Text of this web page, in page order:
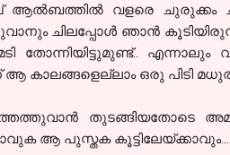
ആല്‍ബത്തില്‍ വളരെ
ചിലപ്പോള്‍ ഞാന്‍
തോന്നിയിട്ടുമുണ്ട്.. എന്നാലും
കാലങ്ങളെല്ലാം ഒരു പിടി
തുടങ്ങിയതോടെ
ആ പുസ്തക കൂട്ടിലേയ്ക്കാവും...